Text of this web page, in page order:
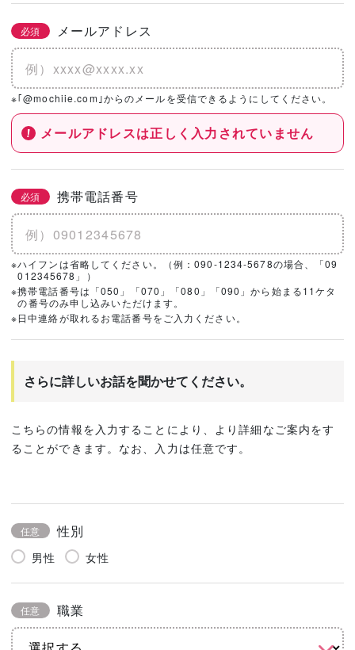
必須 メールアドレス
※｢@mochiie.com｣からのメールを受信できるようにしてください。
メールアドレスは正しく入力されていません
必須 携帯電話番号
※ハイフンは省略してください。（例：090-1234-5678の場合、「09
012345678」）
※携帯電話番号は「050」「070」「080」「090」から始まる11ケタ
の番号のみ申し込みいただけます。
※日中連絡が取れるお電話番号をご入力ください。
さらに詳しいお話を聞かせてください。
こちらの情報を入力することにより、より詳細なご案内をす
ることができます。なお、入力は任意です。
任意 性別
男性 女性
任意 職業